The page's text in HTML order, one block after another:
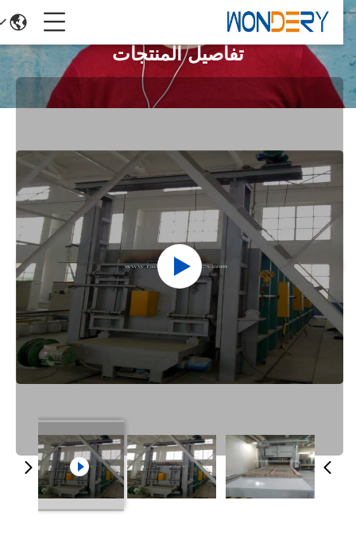
تفاصيل المنتجات